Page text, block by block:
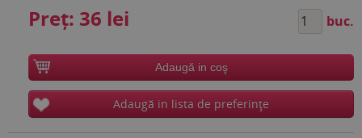
Preț: 36 lei buc.
Adaugă in coş
Adaugă in lista de preferinţe